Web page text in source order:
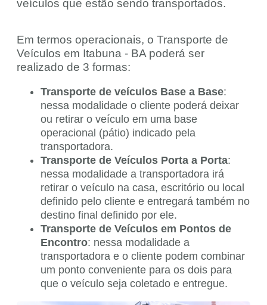
veículos que estão sendo transportados.
Em termos operacionais, o Transporte de
Veículos em Itabuna - BA poderá ser
realizado de 3 formas:
Transporte de veículos Base a Base:
nessa modalidade o cliente poderá deixar
ou retirar o veículo em uma base
operacional (pátio) indicado pela
transportadora.
Transporte de Veículos Porta a Porta:
nessa modalidade a transportadora irá
retirar o veículo na casa, escritório ou local
definido pelo cliente e entregará também no
destino final definido por ele.
Transporte de Veículos em Pontos de
Encontro: nessa modalidade a
transportadora e o cliente podem combinar
um ponto conveniente para os dois para
que o veículo seja coletado e entregue.